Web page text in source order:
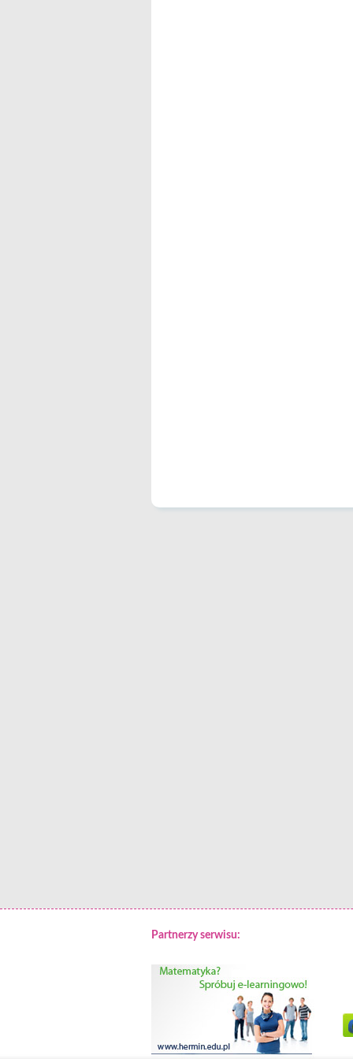
Partnerzy serwisu: